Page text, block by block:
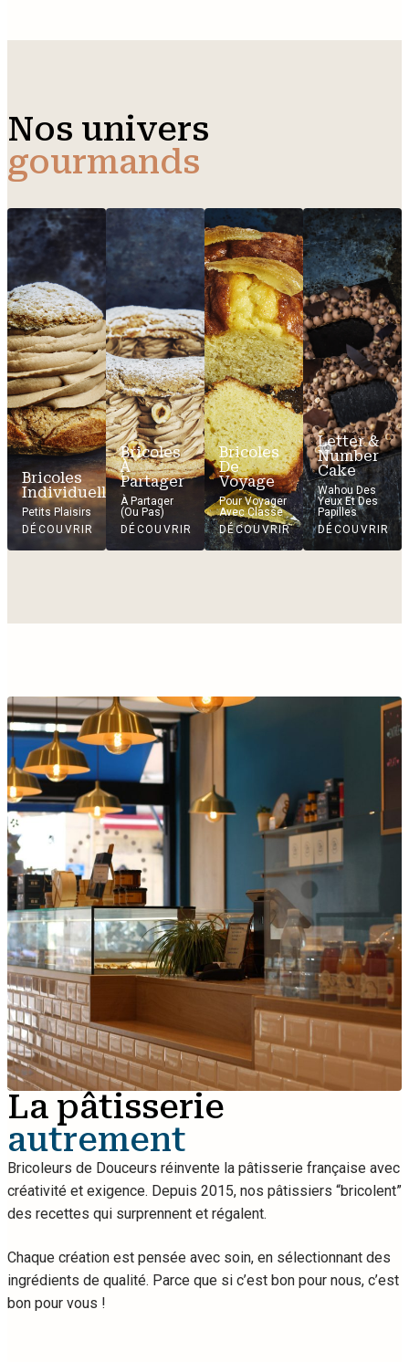
Nos univers
gourmands
DÉCOUVRIR
Petits Plaisirs
Bricoles
Individuelles
DÉCOUVRIR
À Partager
(ou Pas)
Bricoles
À
Partager
DÉCOUVRIR
Pour Voyager
Avec Classe
Bricoles
De
Voyage
DÉCOUVRIR
Wahou Des
Yeux Et Des
Papilles
Letter &
Number
Cake
La pâtisserie
autrement
Bricoleurs de Douceurs réinvente la pâtisserie française avec
créativité et exigence. Depuis 2015, nos pâtissiers “bricolent”
des recettes qui surprennent et régalent.
Chaque création est pensée avec soin, en sélectionnant des
ingrédients de qualité. Parce que si c’est bon pour nous, c’est
bon pour vous !